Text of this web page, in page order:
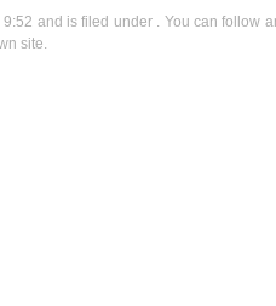
and is filed under . You can follow
site.